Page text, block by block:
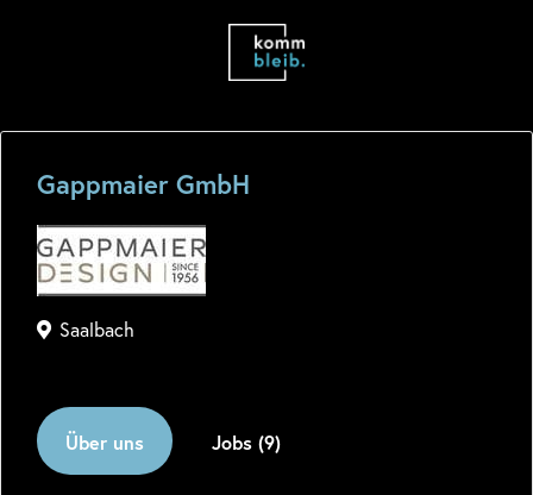
Gappmaier GmbH
Saalbach
Über uns Jobs (9)